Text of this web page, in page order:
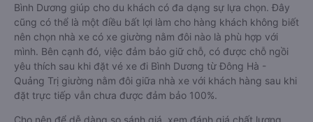
Bình Dương giúp cho du khách có đa dạng sự lựa chọn. Đây
cũng có thể là một điều bất lợi làm cho hàng khách không biết
nên chọn nhà xe có xe giường nằm đôi nào là phù hợp với
mình. Bên cạnh đó, việc đảm bảo giữ chỗ, có được chỗ ngồi
yêu thích sau khi đặt vé xe đi Bình Dương từ Đông Hà -
Quảng Trị giường nằm đôi giữa nhà xe với khách hàng sau khi
đặt trực tiếp vẫn chưa được đảm bảo 100%.
Cho nên để dễ dàng so sánh giá, xem đánh giá chất lượng